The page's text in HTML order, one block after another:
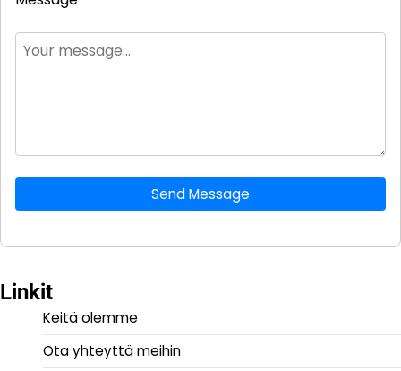
Send Message
Linkit
Keitä olemme
Ota yhteyttä meihin